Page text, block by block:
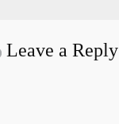
Leave a Reply